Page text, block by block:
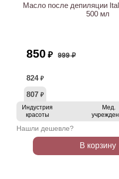
Масло после депиляции
500 мл
850 ₽ 999 ₽
824 ₽
807 ₽
Индустрия
красоты
Мед.
Нашли дешевле?
В корзину